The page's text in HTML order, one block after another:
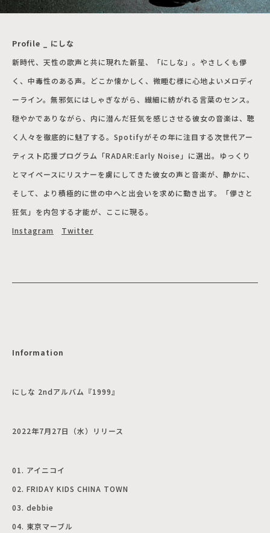
Profile _ にしな
新時代、天性の歌声と共に現れた新星、「にしな」。やさしくも儚
く、中毒性のある声。どこか懐かしく、微睡む様に心地よいメロディ
ーライン。無邪気にはしゃぎながら、繊細に紡がれる言葉のセンス。
穏やかでありながら、内に潜んだ狂気を感じさせる彼女の音楽は、聴
く人々を徹底的に魅了する。Spotifyがその年に注目する次世代アー
ティスト応援プログラム「RADAR:Early Noise」に選出。ゆっくり
とマイペースにリスナーを虜にしてきた彼女の声と音楽が、静かに、
そして、より積極的に世の中へと出会いを求めに動き出す。「儚さと
狂気」を内包する才能が、ここに現る。
Instagram
Twitter
Information
にしな 2ndアルバム『1999』
2022年7月27日（水）リリース
01. アイニコイ
02. FRIDAY KIDS CHINA TOWN
03. debbie
04. 東京マーブル